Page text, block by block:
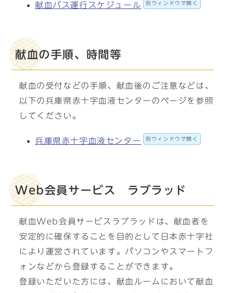
献血バス運行スケジュール 別ウィンドウで開く
献血の手順、時間等
献血の受付などの手順、献血後のご注意などは、
以下の兵庫県赤十字血液センターのページを参照
してください。
兵庫県赤十字血液センター 別ウィンドウで開く
Web会員サービス ラブラッド
献血Web会員サービスラブラッドは、献血者を
安定的に確保することを目的として日本赤十字社
により運営されています。パソコンやスマートフ
ォンなどから登録することができます。
登録いただいた方には、献血ルームにおいて献血